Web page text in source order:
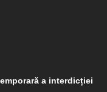
a interdicției